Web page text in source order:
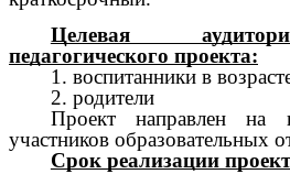
Целевая
педагогического проекта:
1. воспитанники в
2. родители
Проект направлен на
участников образовательных
Срок реализации